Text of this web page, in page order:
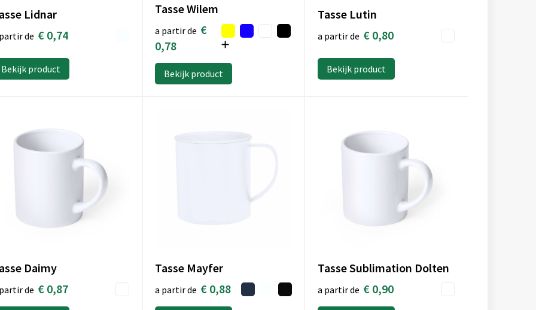
Lidnar
de € 0,74
Bekijk product
Tasse Wilem
a partir de €
0,78
Bekijk product
Tasse Lutin
a partir de € 0,80
Bekijk product
Daimy
de € 0,87
Tasse Mayfer
a partir de € 0,88
Tasse Sublimation Dolten
a partir de € 0,90